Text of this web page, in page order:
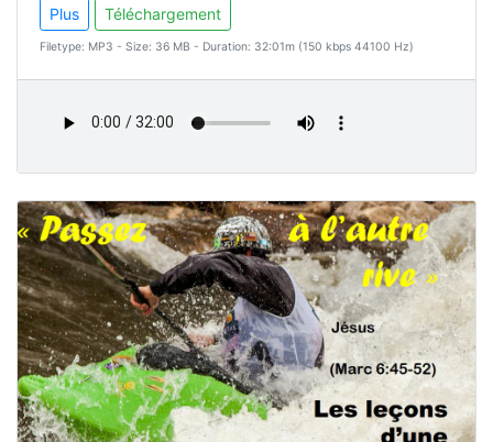
Plus Téléchargement
Filetype: MP3 - Size: 36 MB - Duration: 32:01m (150 kbps 44100 Hz)